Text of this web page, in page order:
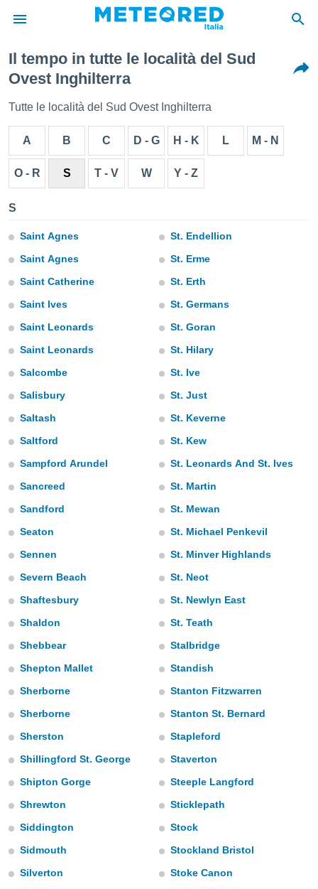
di
per
di
Web
simili,
di
per
è
al sito
di
ci
un
la
o
CONTINUA
IMPOSTAZIONI
Il tempo in tutte le località del Sud
Ovest Inghilterra
Tutte le località del Sud Ovest Inghilterra
A B C D - G H - K L M - N
O - R S T - V W Y - Z
S
Saint Agnes
Saint Agnes
Saint Catherine
Saint Ives
Saint Leonards
Saint Leonards
Salcombe
Salisbury
Saltash
Saltford
Sampford Arundel
Sancreed
Sandford
Seaton
Sennen
Severn Beach
Shaftesbury
Shaldon
Shebbear
Shepton Mallet
Sherborne
Sherborne
Sherston
Shillingford St. George
Shipton Gorge
Shrewton
Siddington
Sidmouth
Silverton
St. Endellion
St. Erme
St. Erth
St. Germans
St. Goran
St. Hilary
St. Ive
St. Just
St. Keverne
St. Kew
St. Leonards And St. Ives
St. Martin
St. Mewan
St. Michael Penkevil
St. Minver Highlands
St. Neot
St. Newlyn East
St. Teath
Stalbridge
Standish
Stanton Fitzwarren
Stanton St. Bernard
Stapleford
Staverton
Steeple Langford
Sticklepath
Stock
Stockland Bristol
Stoke Canon